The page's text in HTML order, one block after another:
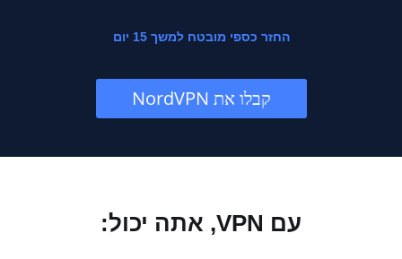
החזר כספי מובטח למשך 15 יום
קבלו את NordVPN
עם VPN, אתה יכול: